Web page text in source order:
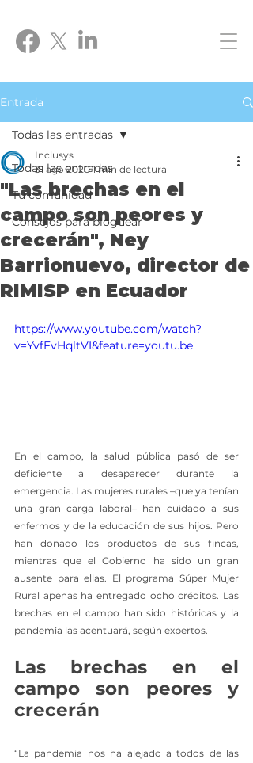
Entrada
Todas las entradas
Tu comunidad
Consejos para bloguear
Todas las entradas
"Las brechas en el
campo son peores y
crecerán", Ney
Barrionuevo, director de
RIMISP en Ecuador
Inclusys
31 ago 2020 1 min de lectura
https://www.youtube.com/watch?
v=YvfFvHqltVI&feature=youtu.be
En el campo, la salud pública pasó de ser
deficiente a desaparecer durante la
emergencia. Las mujeres rurales –que ya tenían
una gran carga laboral– han cuidado a sus
enfermos y de la educación de sus hijos. Pero
han donado los productos de sus fincas,
mientras que el Gobierno ha sido un gran
ausente para ellas. El programa Súper Mujer
Rural apenas ha entregado ocho créditos. Las
brechas en el campo han sido históricas y la
pandemia las acentuará, según expertos.
Las brechas en el
campo son peores y
crecerán
“La pandemia nos ha alejado a todos de las